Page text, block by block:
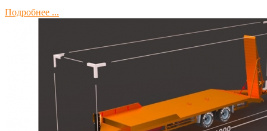
Подробнее ...